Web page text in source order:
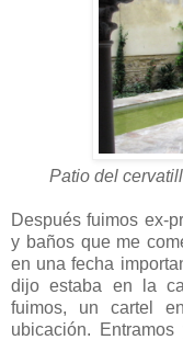
Patio del
Después fuimos ex-
y baños que me
en una fecha
dijo estaba en la
fuimos, un cartel
ubicación.